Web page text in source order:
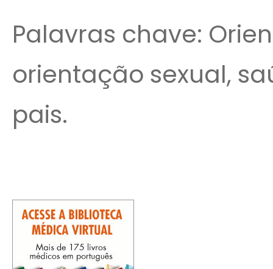
Palavras chave:
orientação sexual,
pais.